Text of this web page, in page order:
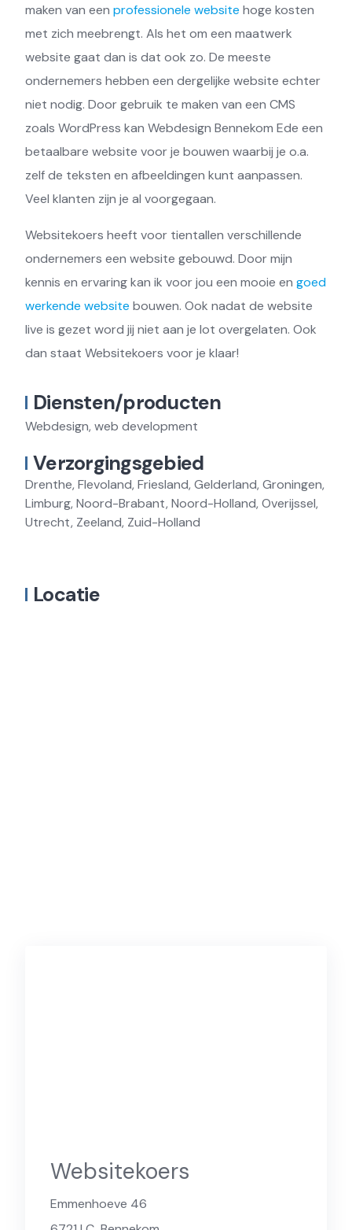
maken van een professionele website hoge kosten
met zich meebrengt. Als het om een maatwerk
website gaat dan is dat ook zo. De meeste
ondernemers hebben een dergelijke website echter
niet nodig. Door gebruik te maken van een CMS
zoals WordPress kan Webdesign Bennekom Ede een
betaalbare website voor je bouwen waarbij je o.a.
zelf de teksten en afbeeldingen kunt aanpassen.
Veel klanten zijn je al voorgegaan.
Websitekoers heeft voor tientallen verschillende
ondernemers een website gebouwd. Door mijn
kennis en ervaring kan ik voor jou een mooie en goed
werkende website bouwen. Ook nadat de website
live is gezet word jij niet aan je lot overgelaten. Ook
dan staat Websitekoers voor je klaar!
Diensten/producten
Webdesign, web development
Verzorgingsgebied
Drenthe, Flevoland, Friesland, Gelderland, Groningen,
Limburg, Noord-Brabant, Noord-Holland, Overijssel,
Utrecht, Zeeland, Zuid-Holland
Locatie
Websitekoers
Emmenhoeve 46